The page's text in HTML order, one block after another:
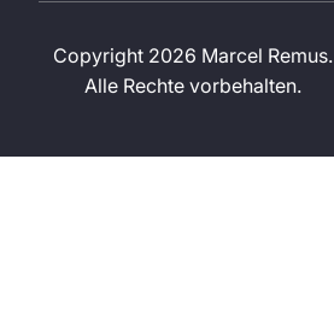
Copyright 2026 Marcel Remus.
Alle Rechte vorbehalten.